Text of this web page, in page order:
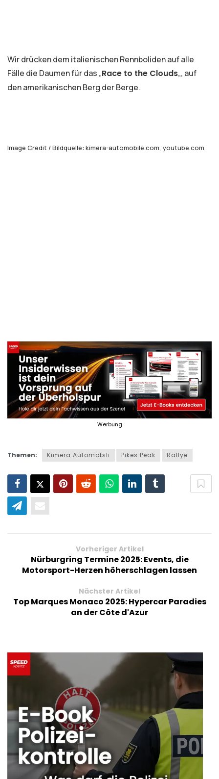
Wir drücken dem italienischen Rennboliden auf alle
Fälle die Daumen für das „Race to the Clouds„, auf
den amerikanischen Berg der Berge.
Image Credit / Bildquelle: kimera-automobile.com, youtube.com
Themen: Kimera Automobili Pikes Peak Rallye
Vorheriger Artikel
Nürburgring Termine 2025: Events, die
Motorsport-Herzen höherschlagen lassen
Nächster Artikel
Top Marques Monaco 2025: Hypercar Paradies
an der Côte d'Azur